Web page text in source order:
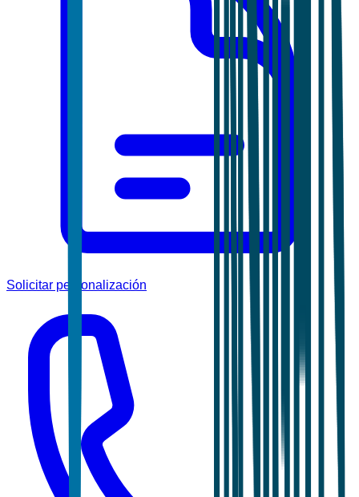
Solicitar personalización